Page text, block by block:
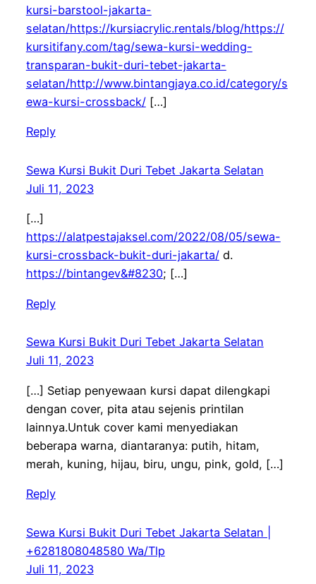
kursi-barstool-jakarta-
selatan/https://kursiacrylic.rentals/blog/https://
kursitifany.com/tag/sewa-kursi-wedding-
transparan-bukit-duri-tebet-jakarta-
selatan/http://www.bintangjaya.co.id/category/s
ewa-kursi-crossback/[…]
Reply
Sewa Kursi Bukit Duri Tebet Jakarta Selatan
Juli 11, 2023
[…]
https://alatpestajaksel.com/2022/08/05/sewa-
kursi-crossback-bukit-duri-jakarta/d.
https://bintangev&#8230; […]
Reply
Sewa Kursi Bukit Duri Tebet Jakarta Selatan
Juli 11, 2023
[…] Setiap penyewaan kursi dapat dilengkapi
dengan cover, pita atau sejenis printilan
lainnya.Untuk cover kami menyediakan
beberapa warna, diantaranya: putih, hitam,
merah, kuning, hijau, biru, ungu, pink, gold, […]
Reply
Sewa Kursi Bukit Duri Tebet Jakarta Selatan |
+6281808048580 Wa/Tlp
Juli 11, 2023